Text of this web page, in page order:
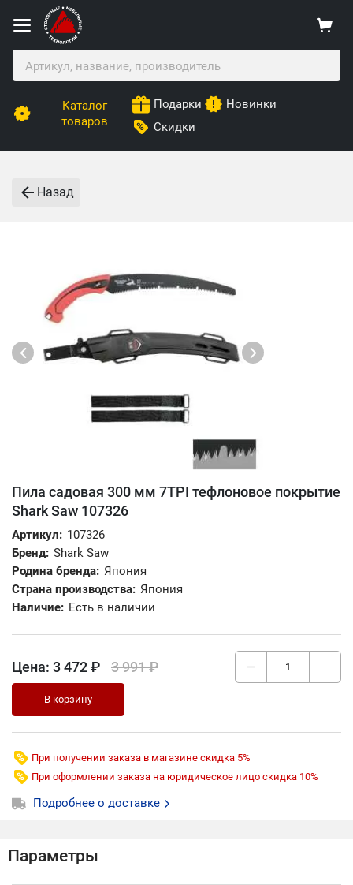
Каталог
товаров
Подарки
Новинки
Скидки
Назад
Пила садовая 300 мм 7TPI тефлоновое покрытие
Shark Saw 107326
Артикул: 107326
Бренд: Shark Saw
Родина бренда: Япония
Страна производства: Япония
Наличие: Есть в наличии
Цена: 3 472 ₽ 3 991 ₽
В корзину
При получении заказа в магазине скидка 5%
При оформлении заказа на юридическое лицо скидка 10%
Подробнее о доставке
Параметры